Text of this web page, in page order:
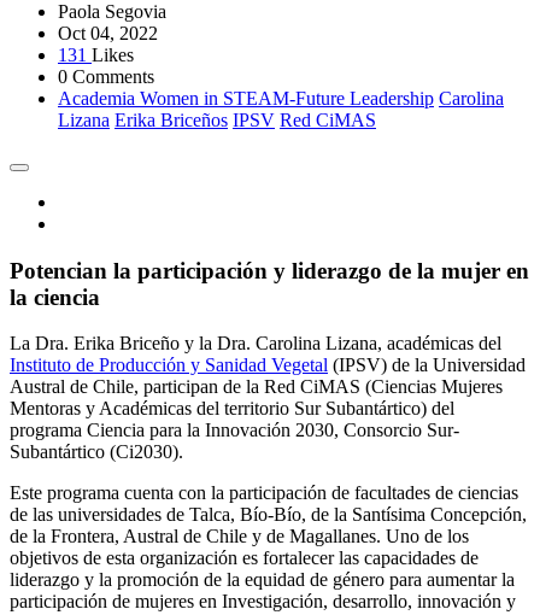
Paola Segovia
Oct 04, 2022
131 Likes
0 Comments
Academia Women in STEAM-Future Leadership Carolina
Lizana Erika Briceños IPSV Red CiMAS
Potencian la participación y liderazgo de la mujer en
la ciencia
La Dra. Erika Briceño y la Dra. Carolina Lizana, académicas del
Instituto de Producción y Sanidad Vegetal (IPSV) de la Universidad
Austral de Chile, participan de la Red CiMAS (Ciencias Mujeres
Mentoras y Académicas del territorio Sur Subantártico) del
programa Ciencia para la Innovación 2030, Consorcio Sur-
Subantártico (Ci2030).
Este programa cuenta con la participación de facultades de ciencias
de las universidades de Talca, Bío-Bío, de la Santísima Concepción,
de la Frontera, Austral de Chile y de Magallanes. Uno de los
objetivos de esta organización es fortalecer las capacidades de
liderazgo y la promoción de la equidad de género para aumentar la
participación de mujeres en Investigación, desarrollo, innovación y